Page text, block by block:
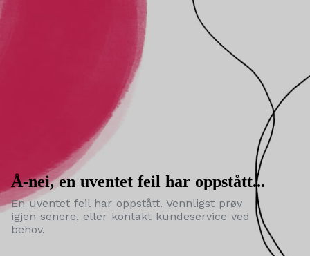
Å-nei, en uventet feil har oppstått...
En uventet feil har oppstått. Vennligst prøv
igjen senere, eller kontakt kundeservice ved
behov.